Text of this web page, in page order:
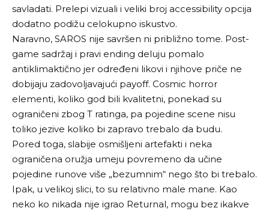
savladati. Prelepi vizuali i veliki broj accessibility opcija
dodatno podižu celokupno iskustvo.
Naravno, SAROS nije savršen ni približno tome. Post-
game sadržaj i pravi ending deluju pomalo
antiklimaktično jer određeni likovi i njihove priče ne
dobijaju zadovoljavajući payoff. Cosmic horror
elementi, koliko god bili kvalitetni, ponekad su
ograničeni zbog T ratinga, pa pojedine scene nisu
toliko jezive koliko bi zapravo trebalo da budu.
Pored toga, slabije osmišljeni artefakti i neka
ograničena oružja umeju povremeno da učine
pojedine runove više „bezumnim“ nego što bi trebalo.
Ipak, u velikoj slici, to su relativno male mane. Kao
neko ko nikada nije igrao Returnal, mogu bez ikakve